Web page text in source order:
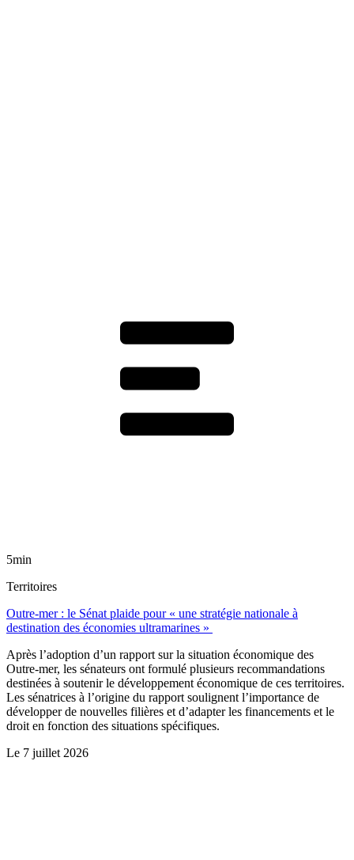
5min
Territoires
Outre-mer : le Sénat plaide pour « une stratégie nationale à
destination des économies ultramarines »
Après l’adoption d’un rapport sur la situation économique des
Outre-mer, les sénateurs ont formulé plusieurs recommandations
destinées à soutenir le développement économique de ces territoires.
Les sénatrices à l’origine du rapport soulignent l’importance de
développer de nouvelles filières et d’adapter les financements et le
droit en fonction des situations spécifiques.
Le 7 juillet 2026